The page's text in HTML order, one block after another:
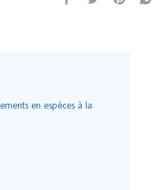
en espèces à la